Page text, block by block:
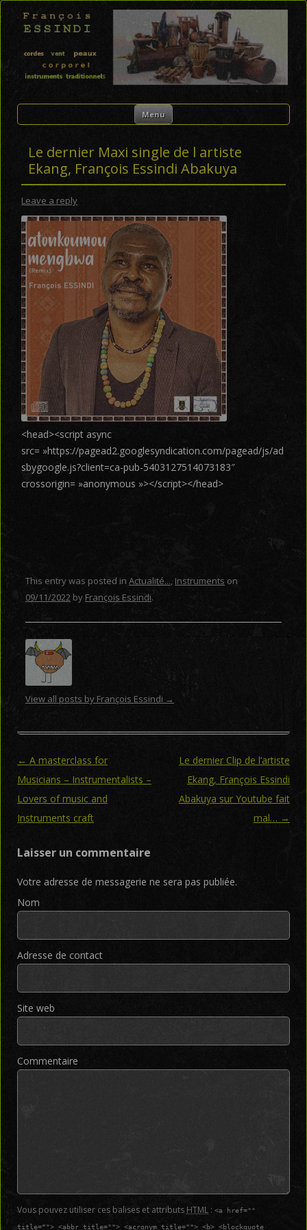
FRANÇOIS ESSINDI
Menu Skip to content
Le dernier Maxi single de l artiste
Ekang, François Essindi Abakuya
Leave a reply
<head><script async
src= »https://pagead2.googlesyndication.com/pagead/js/ad
sbygoogle.js?client=ca-pub-5403127514073183″
crossorigin= »anonymous »></script></head>
This entry was posted in Actualité..., Instruments on
09/11/2022by François Essindi.
View all posts by François Essindi →
Post navigation
← A masterclass for
Musicians – Instrumentalists –
Lovers of music and
Instruments craft
Le dernier Clip de l’artiste
Ekang, François Essindi
Abakuya sur Youtube fait
mal… →
Laisser un commentaire
Votre adresse de messagerie ne sera pas publiée.
Nom
Adresse de contact
Site web
Commentaire
Vous pouvez utiliser ces balises et attributs HTML : <a href=""
title=""> <abbr title=""> <acronym title=""> <b> <blockquote